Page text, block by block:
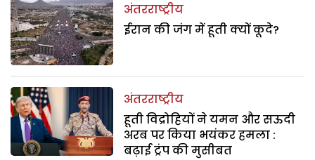
अंतरराष्ट्रीय
ईरान की जंग में हूती क्यों कूदे?
अंतरराष्ट्रीय
हूती विद्रोहियों ने यमन और सऊदी
अरब पर किया भयंकर हमला :
बढ़ाई ट्रंप की मुसीबत